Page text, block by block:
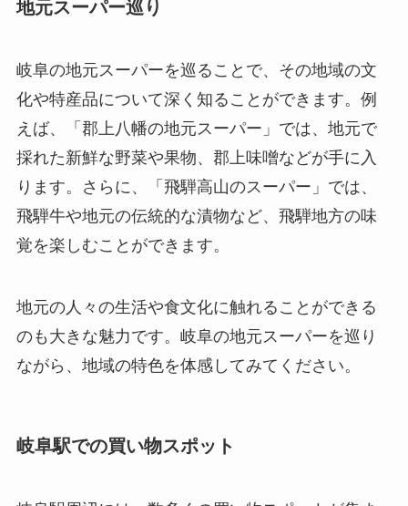
地元スーパー巡り
岐阜の地元スーパーを巡ることで、その地域の文
化や特産品について深く知ることができます。例
えば、「郡上八幡の地元スーパー」では、地元で
採れた新鮮な野菜や果物、郡上味噌などが手に入
ります。さらに、「飛騨高山のスーパー」では、
飛騨牛や地元の伝統的な漬物など、飛騨地方の味
覚を楽しむことができます。
地元の人々の生活や食文化に触れることができる
のも大きな魅力です。岐阜の地元スーパーを巡り
ながら、地域の特色を体感してみてください。
岐阜駅での買い物スポット